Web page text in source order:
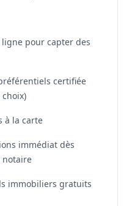
pour capter des
certifiée
à la carte
immédiat dès
notaire
immobiliers gratuits